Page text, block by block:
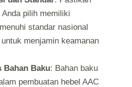
pilih memiliki
standar nasional
menjamin keamanan
Bahan Baku: Bahan baku
pembuatan hebel AAC